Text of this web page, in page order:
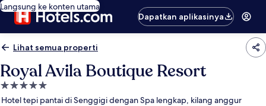
Langsung ke konten utama
Dapatkan aplikasinya
Lihat semua properti
Royal Avila Boutique Resort
Properti
bintang
Hotel tepi pantai di Senggigi dengan Spa lengkap, kilang anggur